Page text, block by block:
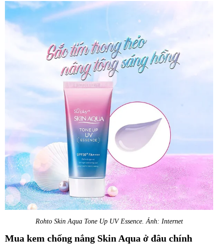
Rohto Skin Aqua Tone Up UV Essence. Ảnh: Internet
Mua kem chống nắng Skin Aqua ở đâu chính